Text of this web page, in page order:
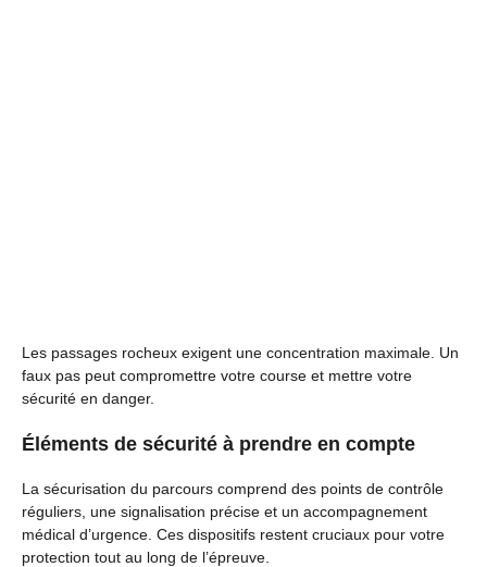
Les passages rocheux exigent une concentration maximale. Un
faux pas peut compromettre votre course et mettre votre
sécurité en danger.
Éléments de sécurité à prendre en compte
La sécurisation du parcours comprend des points de contrôle
réguliers, une signalisation précise et un accompagnement
médical d’urgence. Ces dispositifs restent cruciaux pour votre
protection tout au long de l’épreuve.